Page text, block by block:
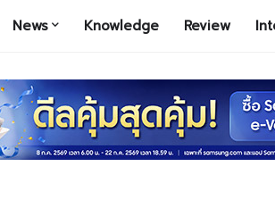
News Knowledge Review